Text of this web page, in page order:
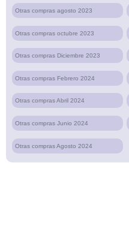
Otras compras agosto 2023
Otras compras octubre 2023
Otras compras Diciembre 2023
Otras compras Febrero 2024
Otras compras Abril 2024
Otras compras Junio 2024
Otras compras Agosto 2024